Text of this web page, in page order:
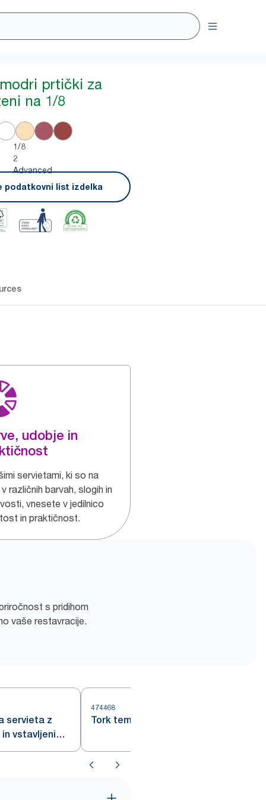
prtički za
na 1/8
1/8
2
Advanced
podatkovni list izdelka
udobje in
servietami, ki so na
različnih barvah, slogih in
vnesete v jedilnico
in praktičnost.
s pridihom
vaše restavracije.
servieta z
vstavljenim
474468
Tork temno moder podstavek